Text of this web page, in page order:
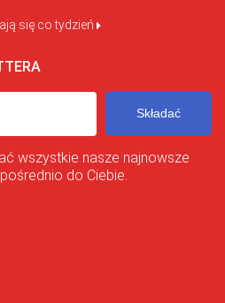
się co tydzień
Składać
wszystkie nasze najnowsze
do Ciebie.